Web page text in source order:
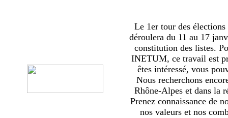
Le 1er tour des
déroulera du 11 au 17
constitution des listes.
INETUM, ce travail est
êtes intéressé, vous
Nous recherchons
Rhône-Alpes et dans la
Prenez connaissance de
nos valeurs et nos